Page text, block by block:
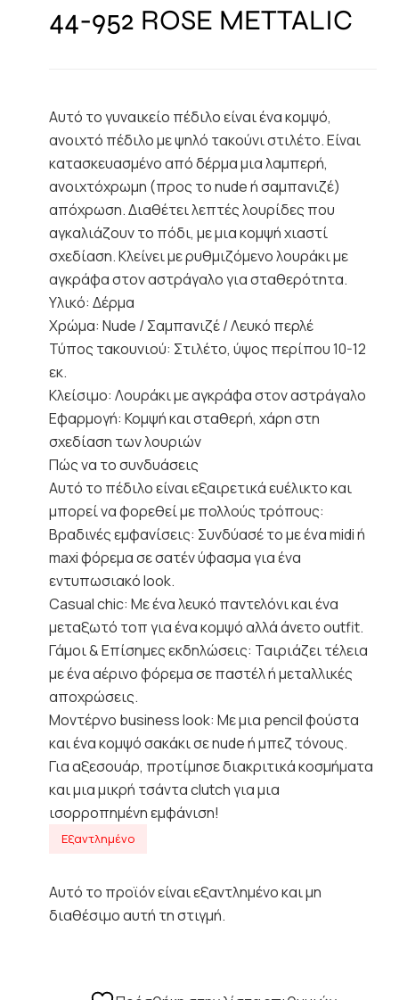
44-952 ROSE METTALIC
Αυτό το γυναικείο πέδιλο είναι ένα κομψό,
ανοιχτό πέδιλο με ψηλό τακούνι στιλέτο. Είναι
κατασκευασμένο από δέρμα μια λαμπερή,
ανοιχτόχρωμη (προς το nude ή σαμπανιζέ)
απόχρωση. Διαθέτει λεπτές λουρίδες που
αγκαλιάζουν το πόδι, με μια κομψή χιαστί
σχεδίαση. Κλείνει με ρυθμιζόμενο λουράκι με
αγκράφα στον αστράγαλο για σταθερότητα.
Υλικό: Δέρμα
Χρώμα: Nude / Σαμπανιζέ / Λευκό περλέ
Τύπος τακουνιού: Στιλέτο, ύψος περίπου 10-12
εκ.
Κλείσιμο: Λουράκι με αγκράφα στον αστράγαλο
Εφαρμογή: Κομψή και σταθερή, χάρη στη
σχεδίαση των λουριών
Πώς να το συνδυάσεις
Αυτό το πέδιλο είναι εξαιρετικά ευέλικτο και
μπορεί να φορεθεί με πολλούς τρόπους:
Βραδινές εμφανίσεις: Συνδύασέ το με ένα midi ή
maxi φόρεμα σε σατέν ύφασμα για ένα
εντυπωσιακό look.
Casual chic: Με ένα λευκό παντελόνι και ένα
μεταξωτό τοπ για ένα κομψό αλλά άνετο outfit.
Γάμοι & Επίσημες εκδηλώσεις: Ταιριάζει τέλεια
με ένα αέρινο φόρεμα σε παστέλ ή μεταλλικές
αποχρώσεις.
Μοντέρνο business look: Με μια pencil φούστα
και ένα κομψό σακάκι σε nude ή μπεζ τόνους.
Για αξεσουάρ, προτίμησε διακριτικά κοσμήματα
και μια μικρή τσάντα clutch για μια
ισορροπημένη εμφάνιση!
Εξαντλημένο
Αυτό το προϊόν είναι εξαντλημένο και μη
διαθέσιμο αυτή τη στιγμή.